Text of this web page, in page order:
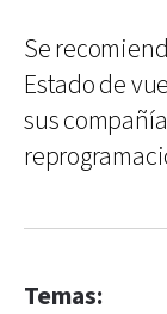
Se
Estado de
sus
Temas: